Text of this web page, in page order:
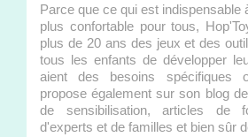
Parce que ce qui est indispensable
plus confortable pour tous,
plus de 20 ans des jeux et des
tous les enfants de développer
aient des besoins spécifiques
propose également sur son blog
de sensibilisation, articles de
d'experts et de familles et bien sûr